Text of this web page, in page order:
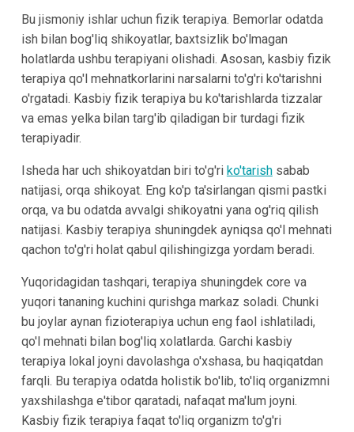
Bu jismoniy ishlar uchun fizik terapiya. Bemorlar odatda
ish bilan bog'liq shikoyatlar, baxtsizlik bo'lmagan
holatlarda ushbu terapiyani olishadi. Asosan, kasbiy fizik
terapiya qo'l mehnatkorlarini narsalarni to'g'ri ko'tarishni
o'rgatadi. Kasbiy fizik terapiya bu ko'tarishlarda tizzalar
va emas yelka bilan targ'ib qiladigan bir turdagi fizik
terapiyadir.
Isheda har uch shikoyatdan biri to'g'ri ko'tarishsabab
natijasi, orqa shikoyat. Eng ko'p ta'sirlangan qismi pastki
orqa, va bu odatda avvalgi shikoyatni yana og'riq qilish
natijasi. Kasbiy terapiya shuningdek ayniqsa qo'l mehnati
qachon to'g'ri holat qabul qilishingizga yordam beradi.
Yuqoridagidan tashqari, terapiya shuningdek core va
yuqori tananing kuchini qurishga markaz soladi. Chunki
bu joylar aynan fizioterapiya uchun eng faol ishlatiladi,
qo'l mehnati bilan bog'liq xolatlarda. Garchi kasbiy
terapiya lokal joyni davolashga o'xshasa, bu haqiqatdan
farqli. Bu terapiya odatda holistik bo'lib, to'liq organizmni
yaxshilashga e'tibor qaratadi, nafaqat ma'lum joyni.
Kasbiy fizik terapiya faqat to'liq organizm to'g'ri